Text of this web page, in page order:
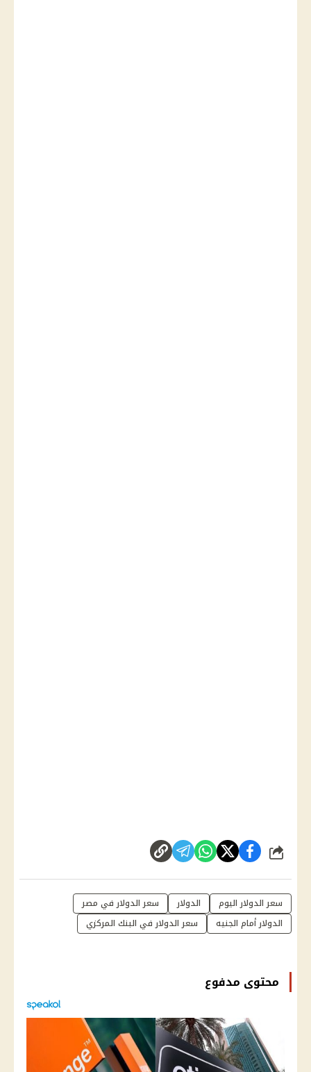
شارك
سعر الدولار اليوم الدولار
سعر الدولار في مصر
الدولار أمام الجنيه
سعر الدولار في البنك المركزي
محتوى مدفوع